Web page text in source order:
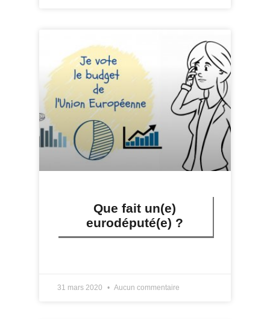
Que fait un(e)
eurodéputé(e) ?
31 mars 2020 Aucun commentaire